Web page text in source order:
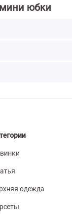
юбки
одежда